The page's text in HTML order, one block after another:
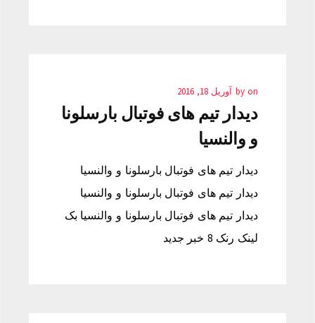
by on آوریل 18, 2016
دیدار تیم های فوتبال بارسلونا
و والنسیا‎
دیدار تیم های فوتبال بارسلونا و والنسیا‎ بک
لینک رنک 8 خبر جدید